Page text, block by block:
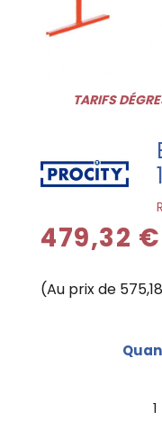
TARIFS
479,32
(Au prix de
1